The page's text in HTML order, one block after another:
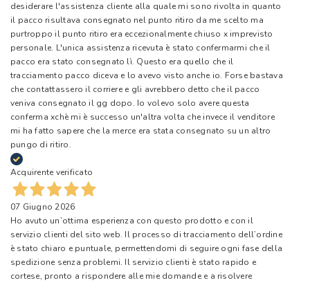
desiderare l'assistenza cliente alla quale mi sono rivolta in quanto
il pacco risultava consegnato nel punto ritiro da me scelto ma
purtroppo il punto ritiro era eccezionalmente chiuso x imprevisto
personale. L'unica assistenza ricevuta è stato confermarmi che il
pacco era stato consegnato lì. Questo era quello che il
tracciamento pacco diceva e lo avevo visto anche io. Forse bastava
che contattassero il corriere e gli avrebbero detto che il pacco
veniva consegnato il gg dopo. Io volevo solo avere questa
conferma xchè mi è successo un'altra volta che invece il venditore
mi ha fatto sapere che la merce era stata consegnato su un altro
pungo di ritiro.
Acquirente verificato
07 Giugno 2026
Ho avuto un’ottima esperienza con questo prodotto e con il
servizio clienti del sito web. Il processo di tracciamento dell’ordine
è stato chiaro e puntuale, permettendomi di seguire ogni fase della
spedizione senza problemi. Il servizio clienti è stato rapido e
cortese, pronto a rispondere alle mie domande e a risolvere